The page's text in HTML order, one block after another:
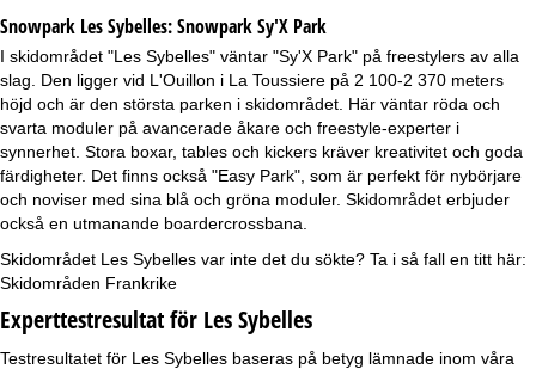
Snowpark Les Sybelles:Snowpark Sy'X Park
I skidområdet "Les Sybelles" väntar "Sy'X Park" på freestylers av alla
slag. Den ligger vid L'Ouillon i La Toussiere på 2 100-2 370 meters
höjd och är den största parken i skidområdet. Här väntar röda och
svarta moduler på avancerade åkare och freestyle-experter i
synnerhet. Stora boxar, tables och kickers kräver kreativitet och goda
färdigheter. Det finns också "Easy Park", som är perfekt för nybörjare
och noviser med sina blå och gröna moduler. Skidområdet erbjuder
också en utmanande boardercrossbana.
Skidområdet Les Sybelles var inte det du sökte? Ta i så fall en titt här:
Skidområden Frankrike
Experttestresultat för Les Sybelles
Testresultatet för Les Sybelles baseras på betyg lämnade inom våra